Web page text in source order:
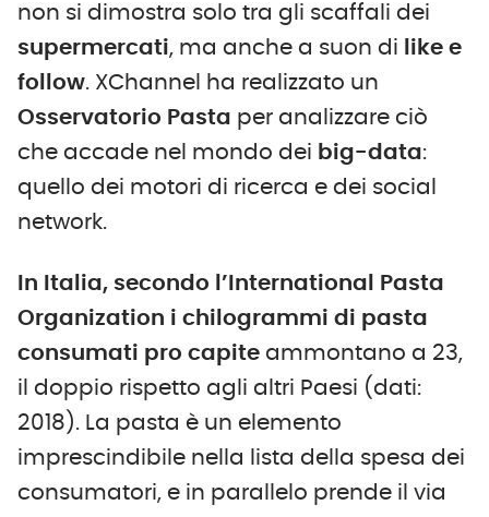
non si dimostra solo tra gli scaffali dei
supermercati, ma anche a suon di
like e
follow. XChannel ha realizzato un
Osservatorio Pasta per analizzare ciò
che accade nel mondo dei big-data:
quello dei motori di ricerca e dei social
network.
In Italia, secondo l’International Pasta
Organization i chilogrammi di pasta
consumati pro capite ammontano a 23,
il doppio rispetto agli altri Paesi (dati:
2018). La pasta è un elemento
imprescindibile nella lista della spesa dei
consumatori, e in parallelo prende il via